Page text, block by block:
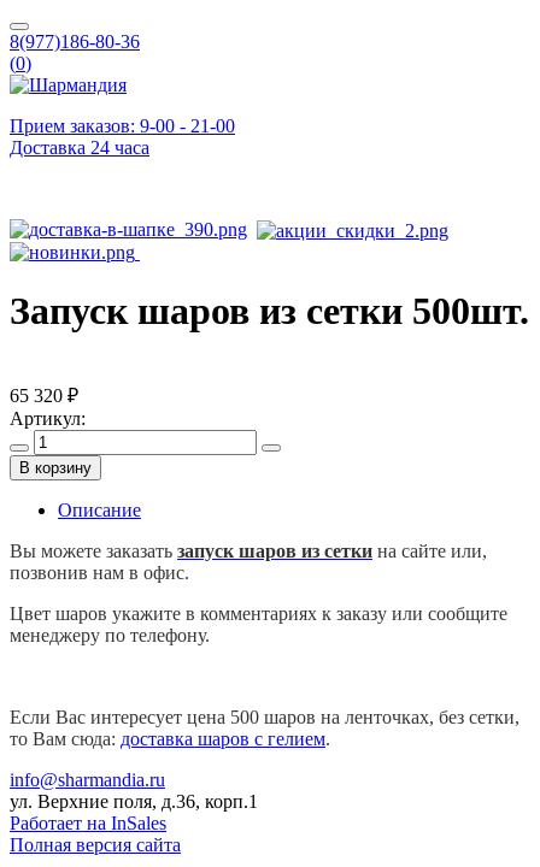
8(977)186-80-36
(0)
Прием заказов: 9-00 - 21-00
Доставка 24 часа
Запуск шаров из сетки 500шт.
65 320 ₽
Артикул:
В корзину
Описание
Вы можете заказать запуск шаров из сетки на сайте или,
позвонив нам в офис.
Цвет шаров укажите в комментариях к заказу или сообщите
менеджеру по телефону.
Если Вас интересует цена 500 шаров на ленточках, без сетки,
то Вам сюда: доставка шаров с гелием.
info@sharmandia.ru
ул. Верхние поля, д.36, корп.1
Работает на InSales
Полная версия сайта